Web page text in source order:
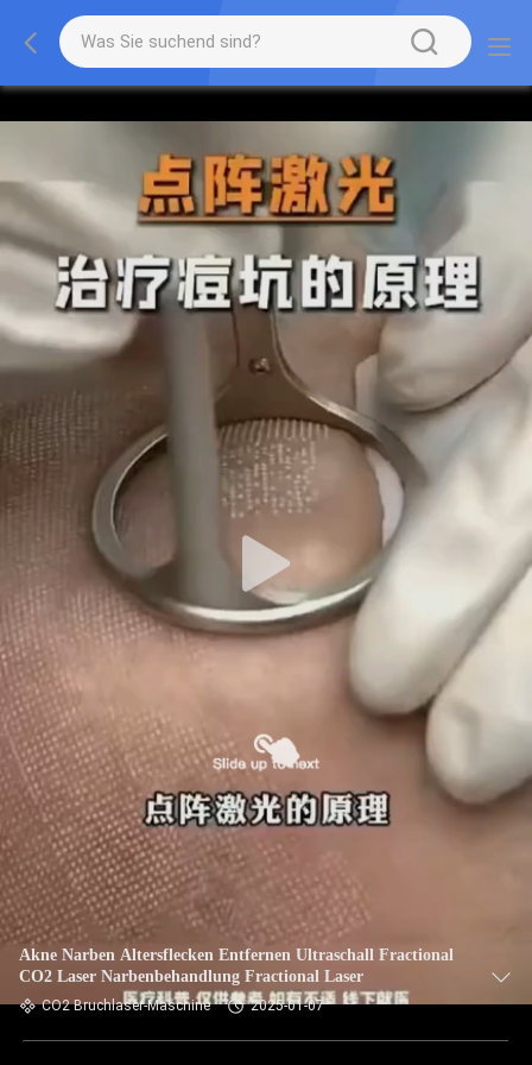
Akne Narben Altersflecken Entfernen Ultraschall Fractional
CO2 Laser Narbenbehandlung Fractional Laser
CO2 Bruchlaser-Maschine 2025-01-07